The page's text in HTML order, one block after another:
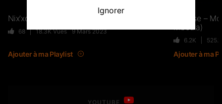
Sexion d’Assaut : Le Retour Des
42.5K
Nix’xon – Lettre à ma mère
68 18.3KVues 9 Mars 2023
Ajouter à ma Playlist
Lorysse –
Mboula)
6.2K
Ajouter à ma
YOUTUBE
Ignorer